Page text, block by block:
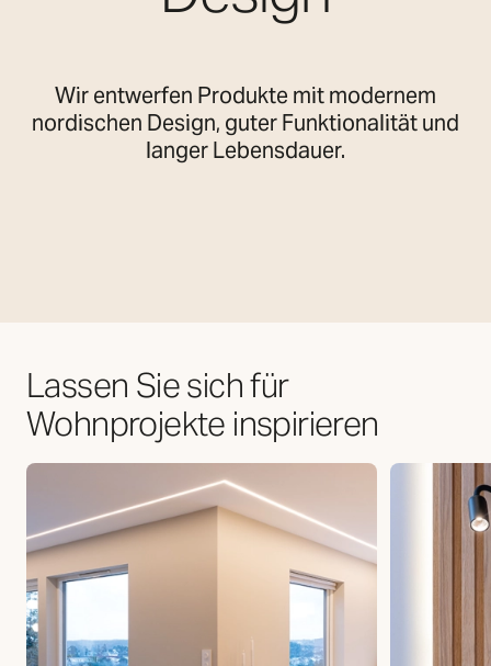
Wir entwerfen Produkte mit modernem
nordischen Design, guter Funktionalität und
langer Lebensdauer.
Lassen Sie sich für
Wohnprojekte inspirieren